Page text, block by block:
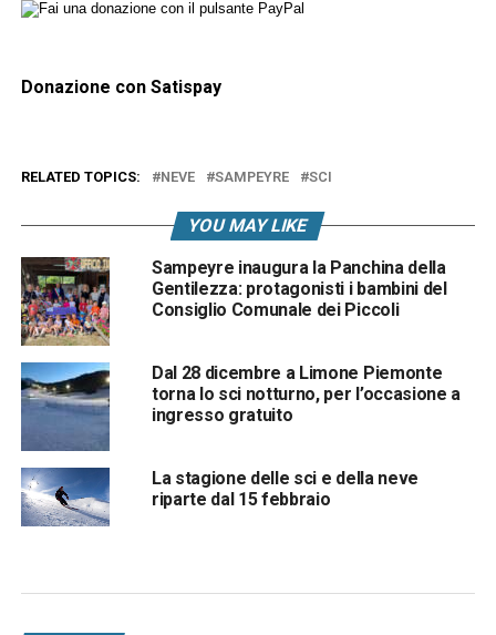
Donazione con Satispay
RELATED TOPICS: NEVE SAMPEYRE SCI
YOU MAY LIKE
Sampeyre inaugura la Panchina della
Gentilezza: protagonisti i bambini del
Consiglio Comunale dei Piccoli
Dal 28 dicembre a Limone Piemonte
torna lo sci notturno, per l’occasione a
ingresso gratuito
La stagione delle sci e della neve
riparte dal 15 febbraio